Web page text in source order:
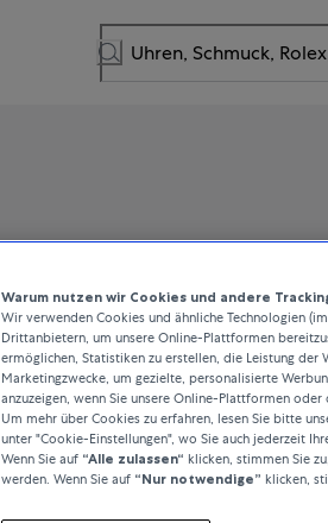
Warum nutzen wir Cookies und andere
Wir verwenden Cookies und ähnliche Technologien
Drittanbietern, um unsere Online-Plattformen
ermöglichen, Statistiken zu erstellen, die Leistung
Marketingzwecke, um gezielte, personalisierte
anzuzeigen, wenn Sie unsere Online-Plattformen
Um mehr über Cookies zu erfahren, lesen Sie bitte
unter "Cookie-Einstellungen", wo Sie auch jederzeit
Wenn Sie auf “Alle zulassen“ klicken, stimmen Sie
werden. Wenn Sie auf “Nur notwendige” klicken,